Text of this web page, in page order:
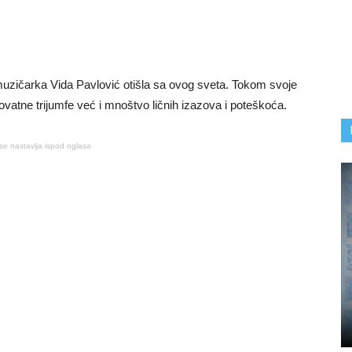
Vida Pavlović otišla sa ovog sveta. Tokom svoje
trijumfe već i mnoštvo ličnih izazova i poteškoća.
nastavlja ispod oglasa